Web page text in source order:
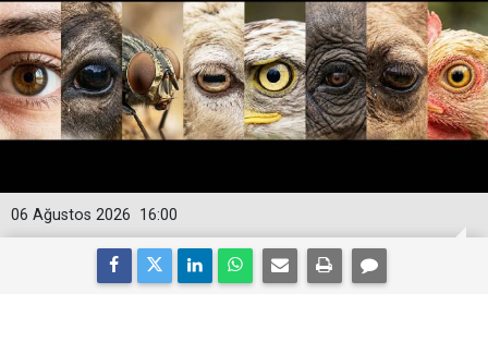
16:00
06 Ağustos 2026